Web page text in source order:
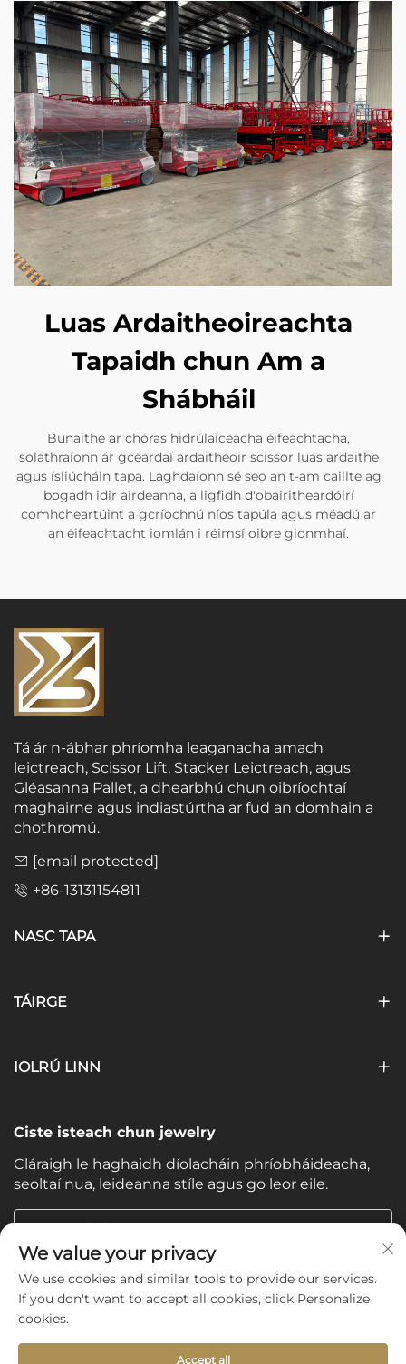
Luas Ardaitheoireachta
Tapaidh chun Am a
Shábháil
Bunaithe ar chóras hidrúlaiceacha éifeachtacha,
soláthraíonn ár gcéardaí ardaitheoir scissor luas ardaithe
agus ísliúcháin tapa. Laghdaíonn sé seo an t-am caillte ag
bogadh idir airdeanna, a ligfidh d'obairitheardóirí
comhcheartúint a gcríochnú níos tapúla agus méadú ar
an éifeachtacht iomlán i réimsí oibre gionmhaí.
Tá ár n-ábhar phríomha leaganacha amach
leictreach, Scissor Lift, Stacker Leictreach, agus
Gléasanna Pallet, a dhearbhú chun oibríochtaí
maghairne agus indiastúrtha ar fud an domhain a
chothromú.
[email protected]
+86-13131154811
NASC TAPA
TÁIRGE
IOLRÚ LINN
Ciste isteach chun jewelry
Cláraigh le haghaidh díolacháin phríobháideacha,
seoltaí nua, leideanna stíle agus go leor eile.
Do Ríomhphost
Subscribe
We value your privacy
We use cookies and similar tools to provide our services.
If you don't want to accept all cookies, click Personalize
cookies.
Accept all